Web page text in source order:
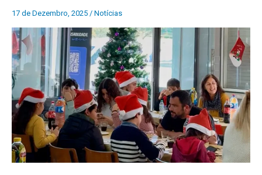
17 de Dezembro, 2025 / Notícias